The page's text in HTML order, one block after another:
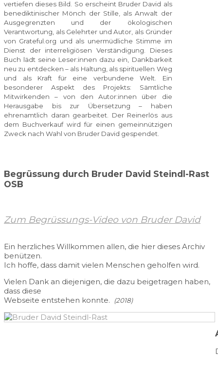
vertiefen dieses Bild. So erscheint Bruder David als
benediktinischer Mönch der Stille, als Anwalt der
Ausgegrenzten und der ökologischen
Verantwortung, als Gelehrter und Autor, als Gründer
von Grateful.org und als unermüdliche Stimme im
Dienst der interreligiösen Verständigung. Dieses
Buch lädt seine Leser:innen dazu ein, Dankbarkeit
neu zu entdecken – als Haltung, als spirituellen Weg
und als Kraft für eine verbundene Welt. Ein
besonderer Aspekt des Projekts: Sämtliche
Mitwirkenden – von den Autor:innen über die
Herausgabe bis zur Übersetzung – haben
ehrenamtlich daran gearbeitet. Der Reinerlös aus
dem Buchverkauf wird für einen gemeinnützigen
Zweck nach Wahl von Bruder David gespendet.
Begrüssung durch Bruder David Steindl-Rast
OSB
Zum Begrüssungs-Video von Bruder David
Ein herzliches Willkommen allen, die hier dieses Archiv
benützen.
Ich hoffe, dass damit vielen Menschen geholfen wird.
Vielen Dank an diejenigen, die dazu beigetragen haben,
dass diese
Webseite entstehen konnte.
(2018)